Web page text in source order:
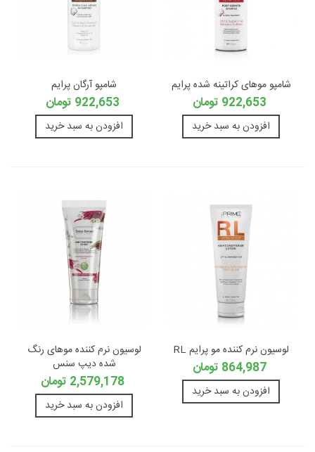
شامپو موهای کراتینه شده پرایم
922,653 تومان
افزودن به سبد خرید
شامپو آرگان پرایم
922,653 تومان
افزودن به سبد خرید
لوسیون نرم کننده مو پرایم RL
864,987 تومان
افزودن به سبد خرید
لوسیون نرم کننده موهای رنگ
شده دیپ سنس
2,579,178 تومان
افزودن به سبد خرید